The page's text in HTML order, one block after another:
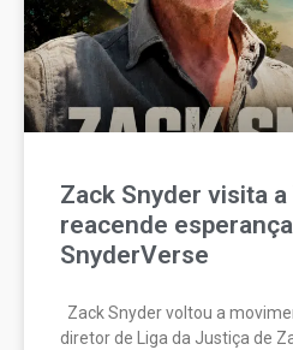
Zack Snyder visita
reacende
SnyderVerse
Zack Snyder voltou a
diretor de Liga da Justiça de